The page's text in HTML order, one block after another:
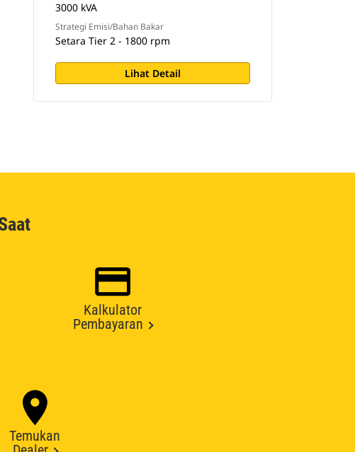
3000 kVA
Strategi Emisi/Bahan Bakar
Setara Tier 2 - 1800 rpm
Lihat Detail
Kalkulator
Pembayaran
Temukan